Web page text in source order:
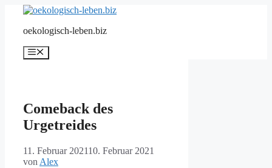
springenoekologisch-leben.biz
Menü
Comeback des
Urgetreides
11. Februar 202110. Februar 2021
von Alex